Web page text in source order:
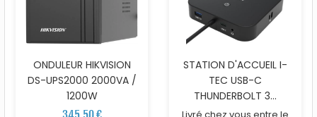
ONDULEUR HIKVISION
DS-UPS2000 2000VA /
1200W
STATION D'ACCUEIL I-
TEC USB-C
THUNDERBOLT 3...
Livré chez vous entre le